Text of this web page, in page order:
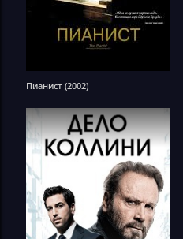
Пианист (2002)